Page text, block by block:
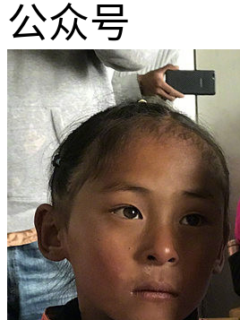
公众号